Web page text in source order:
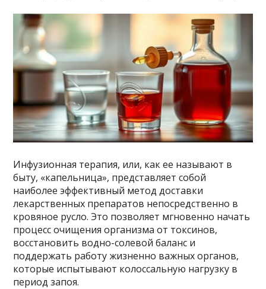
Инфузионная терапия, или, как ее называют в
быту, «капельница», представляет собой
наиболее эффективный метод доставки
лекарственных препаратов непосредственно в
кровяное русло. Это позволяет мгновенно начать
процесс очищения организма от токсинов,
восстановить водно-солевой баланс и
поддержать работу жизненно важных органов,
которые испытывают колоссальную нагрузку в
период запоя.